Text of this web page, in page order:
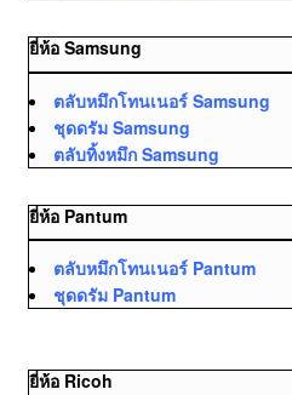
ยี่ห้อ Samsung
ตลับหมึกโทนเนอร์ Samsung
ชุดดรัม Samsung
ตลับทิ้งหมึก Samsung
ยี่ห้อ Pantum
ตลับหมึกโทนเนอร์ Pantum
ชุดดรัม Pantum
ยี่ห้อ Ricoh